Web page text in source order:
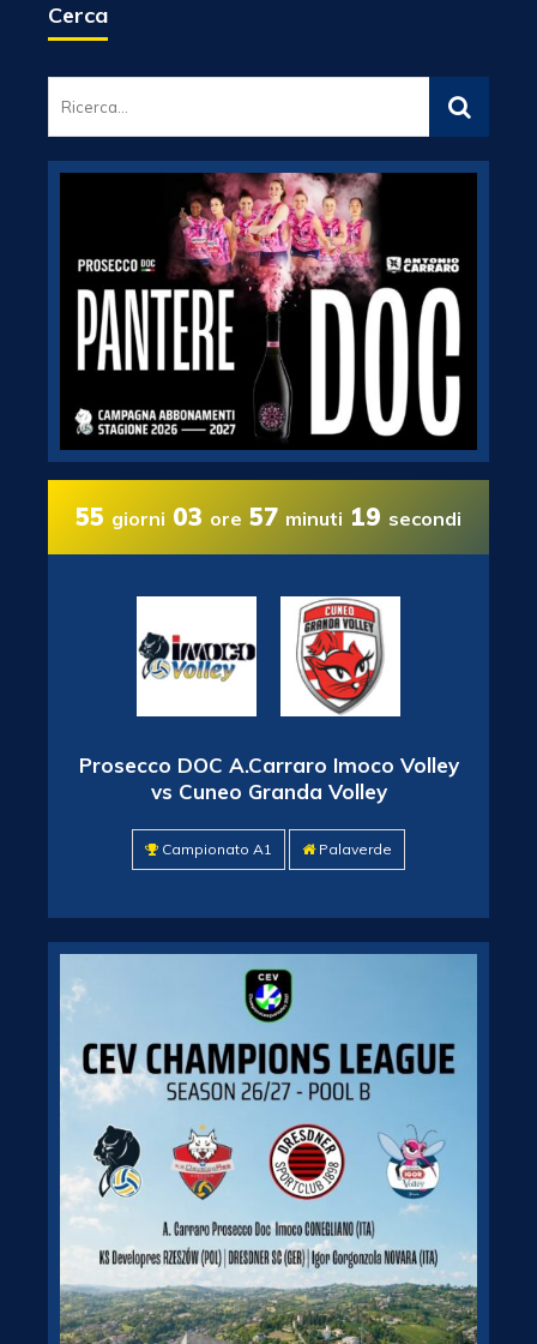
Cerca
55 giorni 03 ore 57 minuti 18 secondi
Prosecco DOC A.Carraro Imoco Volley
vs Cuneo Granda Volley
Campionato A1 Palaverde